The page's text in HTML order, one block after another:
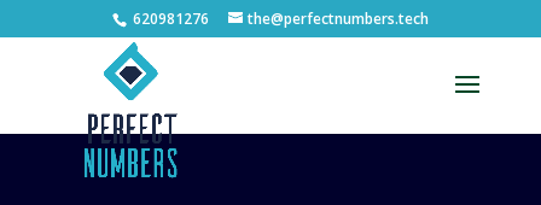
Abrir barra de herramientas
620981276 the@perfectnumbers.tech